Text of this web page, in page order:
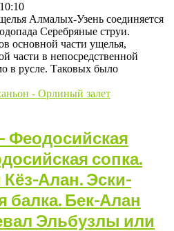
Алмалых-Узень соединяется
Серебряные струи.
основной части ущелья,
части в непосредственной
в русле. Таковых было
- Орлиный залет
Феодосийская
сопка.
Алан. Эски-
балка. Бек-Алан
Эльбузлы или